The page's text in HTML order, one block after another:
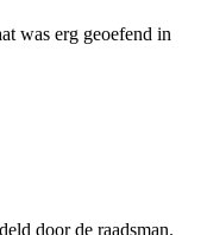
was erg geoefend in
door de raadsman.